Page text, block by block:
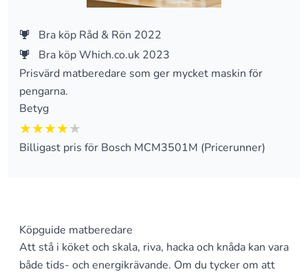
Bra köp Råd & Rön 2022
Bra köp Which.co.uk 2023
Prisvärd matberedare som ger mycket maskin för
pengarna.
Betyg
4 av 5
Billigast pris för Bosch MCM3501M (Pricerunner)
Köpguide matberedare
Att stå i köket och skala, riva, hacka och knåda kan vara
både tids- och energikrävande. Om du tycker om att